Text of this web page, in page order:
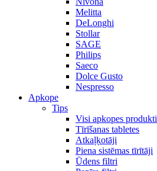
Melitta
DeLonghi
Stollar
SAGE
Philips
Saeco
Dolce Gusto
Nespresso
Apkope
Tips
Visi apkopes produkti
Tīrīšanas tabletes
Atkaļķotāji
Piena sistēmas tīrītāji
Ūdens filtri